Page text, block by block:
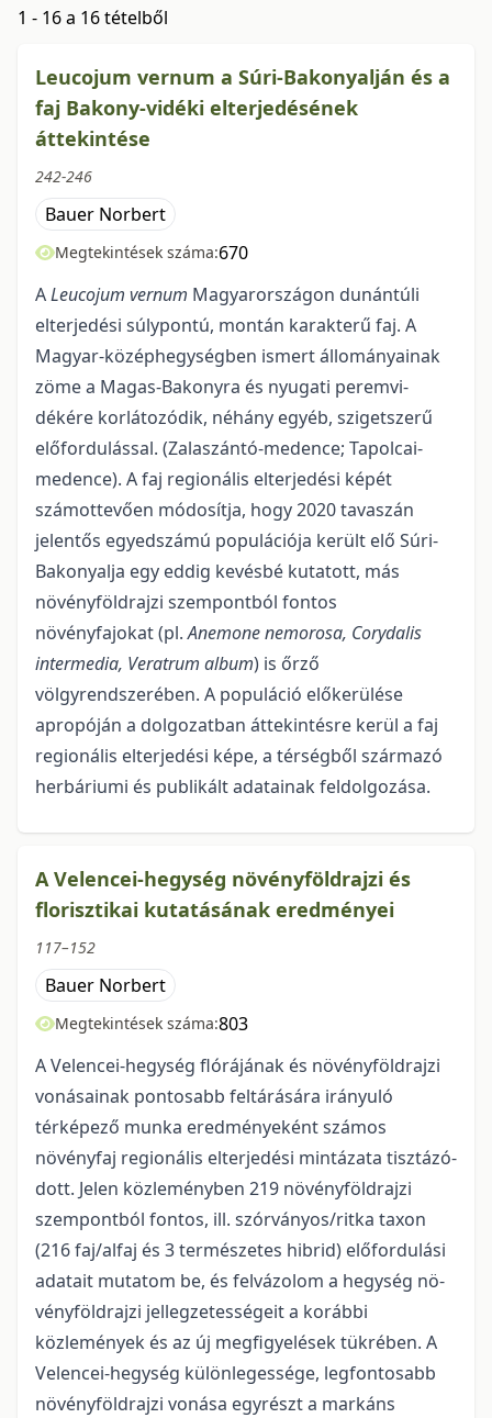
1 - 16 a 16 tételből
Leucojum vernum a Súri-Bakonyalján és a
faj Bakony-vidéki elterjedésének
áttekintése
242-246
Bauer Norbert
Megtekintések száma:670
ALeucojum vernum Magyarországon dunántúli
elterjedési súlypontú, montán karakte­rű faj. A
Magyar-középhegységben ismert állományainak
zöme a Magas-Bakonyra és nyugati peremvi­
dékére korlátozódik, néhány egyéb, szigetszerű
előfordulással. (Zalaszántó-medence; Tapolcai-
medence). A faj regionális elterjedési képét
számottevően módosítja, hogy 2020 tavaszán
jelentős egyedszámú populációja került elő Súri-
Bakonyalja egy eddig kevésbé kutatott, más
növényföldrajzi szempontból fontos
növényfajokat (pl.Anemone nemorosa, Corydalis
intermedia, Veratrum album) is őrző
völgyrendszerében. A populáció előkerülése
apropóján a dolgozatban áttekintésre kerül a faj
regionális elterjedési képe, a térségből származó
herbáriumi és publikált adatainak feldolgozása.
A Velencei-hegység növényföldrajzi és
florisztikai kutatásának eredményei
117–152
Bauer Norbert
Megtekintések száma:803
A Velencei-hegység flórájának és növényföldrajzi
vonásainak pontosabb feltárására irá­­nyu­­ló
térképező munka eredményeként számos
növényfaj regionális elterjedési mintázata tisz­tá­zó­
dott. Je­­len közleményben 219 növényföldrajzi
szempontból fontos, ill. szórványos/ritka taxon
(216 faj/alfaj és 3 természetes hibrid) előfordulási
adatait mutatom be, és felvázolom a hegység nö­
vény­föld­raj­zi jel­leg­­zetességeit a korábbi
közlemények és az új megfigyelések tükrében. A
Velencei-hegység különlegessége, legfontosabb
növényföldrajzi vonása egyrészt a markáns